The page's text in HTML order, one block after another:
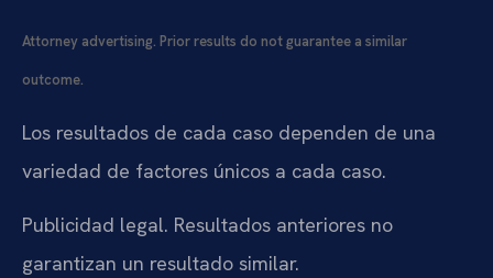
Attorney advertising. Prior results do not guarantee a similar
outcome.
Los resultados de cada caso dependen de una
variedad de factores únicos a cada caso.
Publicidad legal. Resultados anteriores no
garantizan un resultado similar.